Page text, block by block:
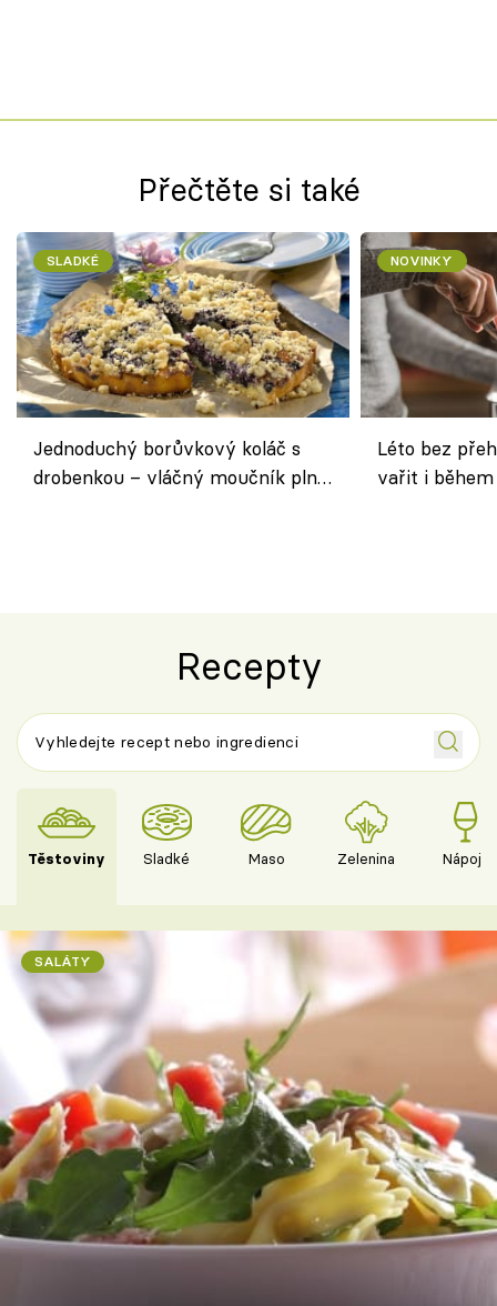
Přečtěte si také
SLADKÉ
Jednoduchý borůvkový koláč s
drobenkou – vláčný moučník plný
NOVINKY
Léto bez
vařit i
Recepty
Těstoviny Sladké Maso Zelenina Nápoje
SALÁTY